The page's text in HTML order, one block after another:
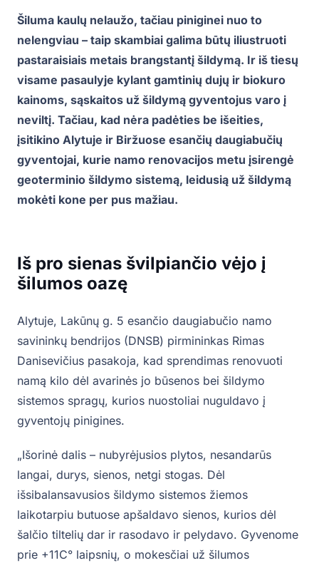
Šiluma kaulų nelaužo, tačiau piniginei nuo to
nelengviau – taip skambiai galima būtų iliustruoti
pastaraisiais metais brangstantį šildymą. Ir iš tiesų
visame pasaulyje kylant gamtinių dujų ir biokuro
kainoms, sąskaitos už šildymą gyventojus varo į
neviltį. Tačiau, kad nėra padėties be išeities,
įsitikino Alytuje ir Biržuose esančių daugiabučių
gyventojai, kurie namo renovacijos metu įsirengė
geoterminio šildymo sistemą, leidusią už šildymą
mokėti kone per pus mažiau.
Iš pro sienas švilpiančio vėjo į
šilumos oazę
Alytuje, Lakūnų g. 5 esančio daugiabučio namo
savininkų bendrijos (DNSB) pirmininkas Rimas
Danisevičius pasakoja, kad sprendimas renovuoti
namą kilo dėl avarinės jo būsenos bei šildymo
sistemos spragų, kurios nuostoliai nuguldavo į
gyventojų pinigines.
„Išorinė dalis – nubyrėjusios plytos, nesandarūs
langai, durys, sienos, netgi stogas. Dėl
išsibalansavusios šildymo sistemos žiemos
laikotarpiu butuose apšaldavo sienos, kurios dėl
šalčio tiltelių dar ir rasodavo ir pelydavo. Gyvenome
prie +11C° laipsnių, o mokesčiai už šilumos